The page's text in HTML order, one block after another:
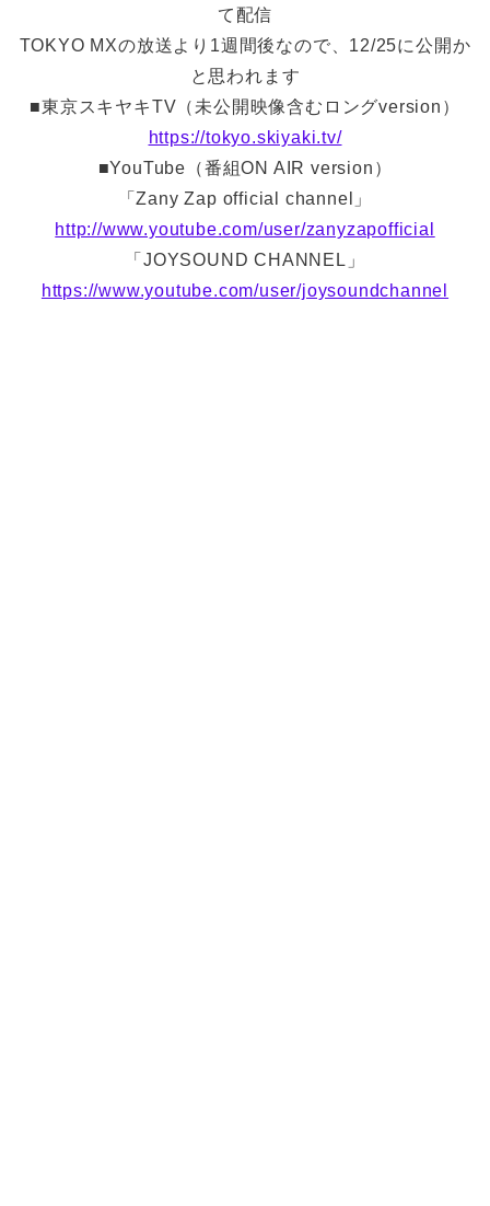
て配信
TOKYO MXの放送より1週間後なので、12/25に公開か
と思われます
■東京スキヤキTV（未公開映像含むロングversion）
https://tokyo.skiyaki.tv/
■YouTube（番組ON AIR version）
「Zany Zap official channel」
http://www.youtube.com/user/zanyzapofficial
「JOYSOUND CHANNEL」
https://www.youtube.com/user/joysoundchannel